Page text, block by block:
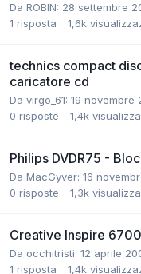
Da ROBIN: 28 settembre
1 risposta 1,6k
technics compact
caricatore cd
Da virgo_61: 19 novembre
0 risposte 1,4k
Philips DVDR75 -
Da MacGyver: 16
0 risposte 1,3k
Creative Inspire 6700
Da occhitristi: 12 aprile
1 risposta 1,4k